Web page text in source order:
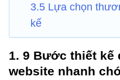
3.5 Lựa chọn
kế
1. 9 Bước thiết kế
website nhanh